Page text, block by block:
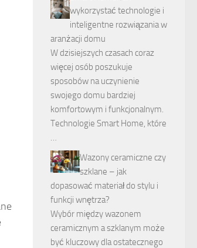
wykorzystać technologie i
inteligentne rozwiązania w
aranżacji domu
W dzisiejszych czasach coraz
więcej osób poszukuje
sposobów na uczynienie
swojego domu bardziej
komfortowym i funkcjonalnym.
Technologie Smart Home, które
…
Wazony ceramiczne czy
szklane – jak
dopasować materiał do stylu i
funkcji wnętrza?
Wybór między wazonem
ceramicznym a szklanym może
być kluczowy dla ostatecznego